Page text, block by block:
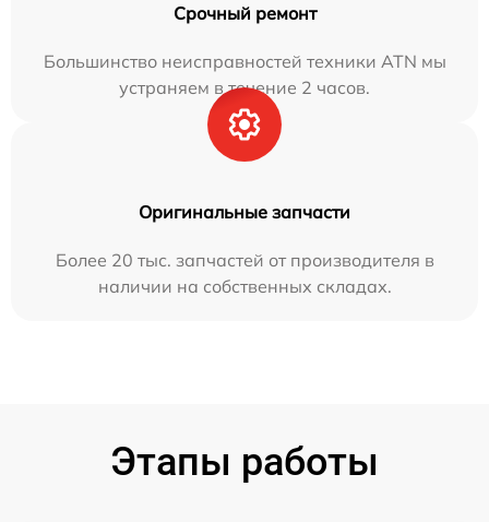
Срочный ремонт
Большинство неисправностей техники ATN мы
устраняем в течение 2 часов.
Оригинальные запчасти
Более 20 тыс. запчастей от производителя в
наличии на собственных складах.
Этапы работы